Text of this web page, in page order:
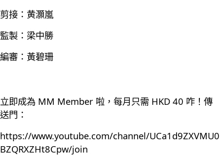
剪接：黄灝嵐
監製：梁中勝
編審：黃碧珊
立即成為 MM Member 啦，每月只需 HKD 40 咋！傳
送門：
https://www.youtube.com/channel/UCa1d9ZXVMU0
BZQRXZHt8Cpw/join